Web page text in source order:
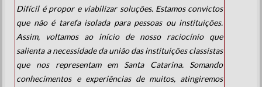
Difícil é propor e viabilizar soluções. Estamos convictos
que não é tarefa isolada para pessoas ou instituições.
Assim, voltamos ao início de nosso raciocínio que
salienta a necessidade da união das instituições classistas
que nos representam em Santa Catarina. Somando
conhecimentos e experiências de muitos, atingiremos